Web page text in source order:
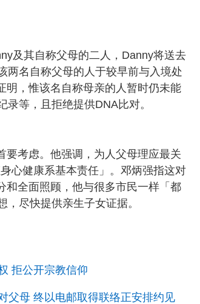
n
g
T
及其自称父母的二人，Danny将送去
两名自称父母的人于较早前与入境处
明，惟该名自称母亲的人暂时仍未能
等，且拒绝提供DNA比对。
要考虑。他强调，为人父母理应最关
心健康系基本责任」。邓炳强指这对
和全面照顾，他与很多市民一样「都
尽快提供亲生子女证据。
拒公开宗教信仰
父母 终以电邮取得联络正安排约见